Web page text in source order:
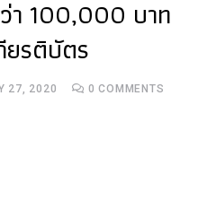
า 100,000 บาท
ยรติบัตร
27, 2020 0 COMMENTS